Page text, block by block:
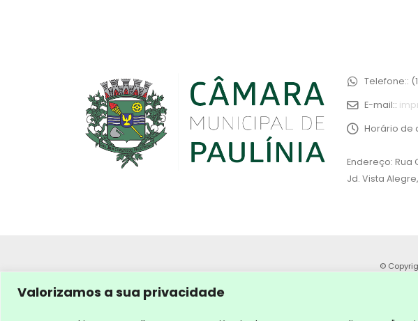
Valorizamos a sua privacidade
Telefone::
E-mail::
Horário de
Endereço: Rua
Jd. Vista
©